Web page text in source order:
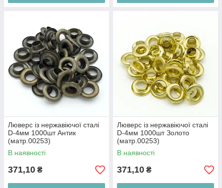
Люверс із нержавіючої сталі
D-4мм 1000шт Антик
(матр.00253)
В наявності
371,10 ₴
Люверс із нержавіючої сталі
D-4мм 1000шт Золото
(матр.00253)
В наявності
371,10 ₴